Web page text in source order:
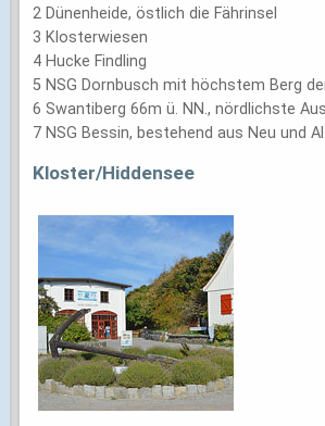
2 Dünenheide, östlich die Fährinsel
3 Klosterwiesen
4 Hucke Findling
5 NSG Dornbusch mit höchstem Berg
6 Swantiberg 66m ü. NN., nördlichste
7 NSG Bessin, bestehend aus Neu und
Kloster/Hiddensee